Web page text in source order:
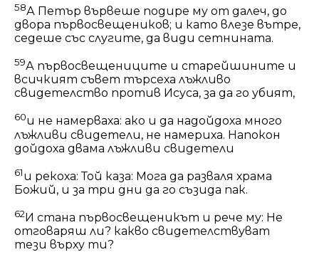
58А Петър вървеше подире му от далеч, до
двора първосвещеников; и като влезе вътре,
седеше със слугите, да види сетнината.
59А първосвещениците и старейшините и
всичкият съвет търсеха лъжливо
свидетелство против Исуса, за да го убият,
60и не намерваха: ако и да надойдоха много
лъжливи свидетели, не намериха. Напокон
дойдоха двама лъжливи свидетели
61и рекоха: Той каза: Мога да разваля храма
Божий, и за три дни да го съзида пак.
62 И стана първосвещеникът и рече му: Не
отговаряш ли? какво свидетелствуват
тези върху ти?